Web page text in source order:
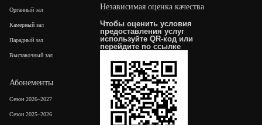
Органный зал
Камерный зал
Парадный зал
Выставочный зал
Абонементы
Сезон 2026–2027
Сезон 2025–2026
Независимая оценка качества
Чтобы оценить условия
предоставления услуг
используйте QR-код или
перейдите поссылке